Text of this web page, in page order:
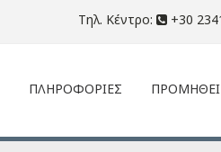
Τηλ. Κέντρο: +30
ΠΛΗΡΟΦΟΡΙΕΣ